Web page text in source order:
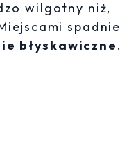
wilgotny niż,
spadnie
błyskawiczne.